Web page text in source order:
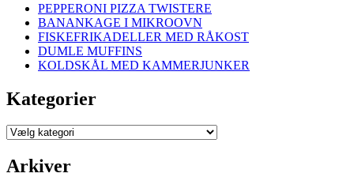
PEPPERONI PIZZA TWISTERE
BANANKAGE I MIKROOVN
FISKEFRIKADELLER MED RÅKOST
DUMLE MUFFINS
KOLDSKÅL MED KAMMERJUNKER
Kategorier
Kategorier
Arkiver